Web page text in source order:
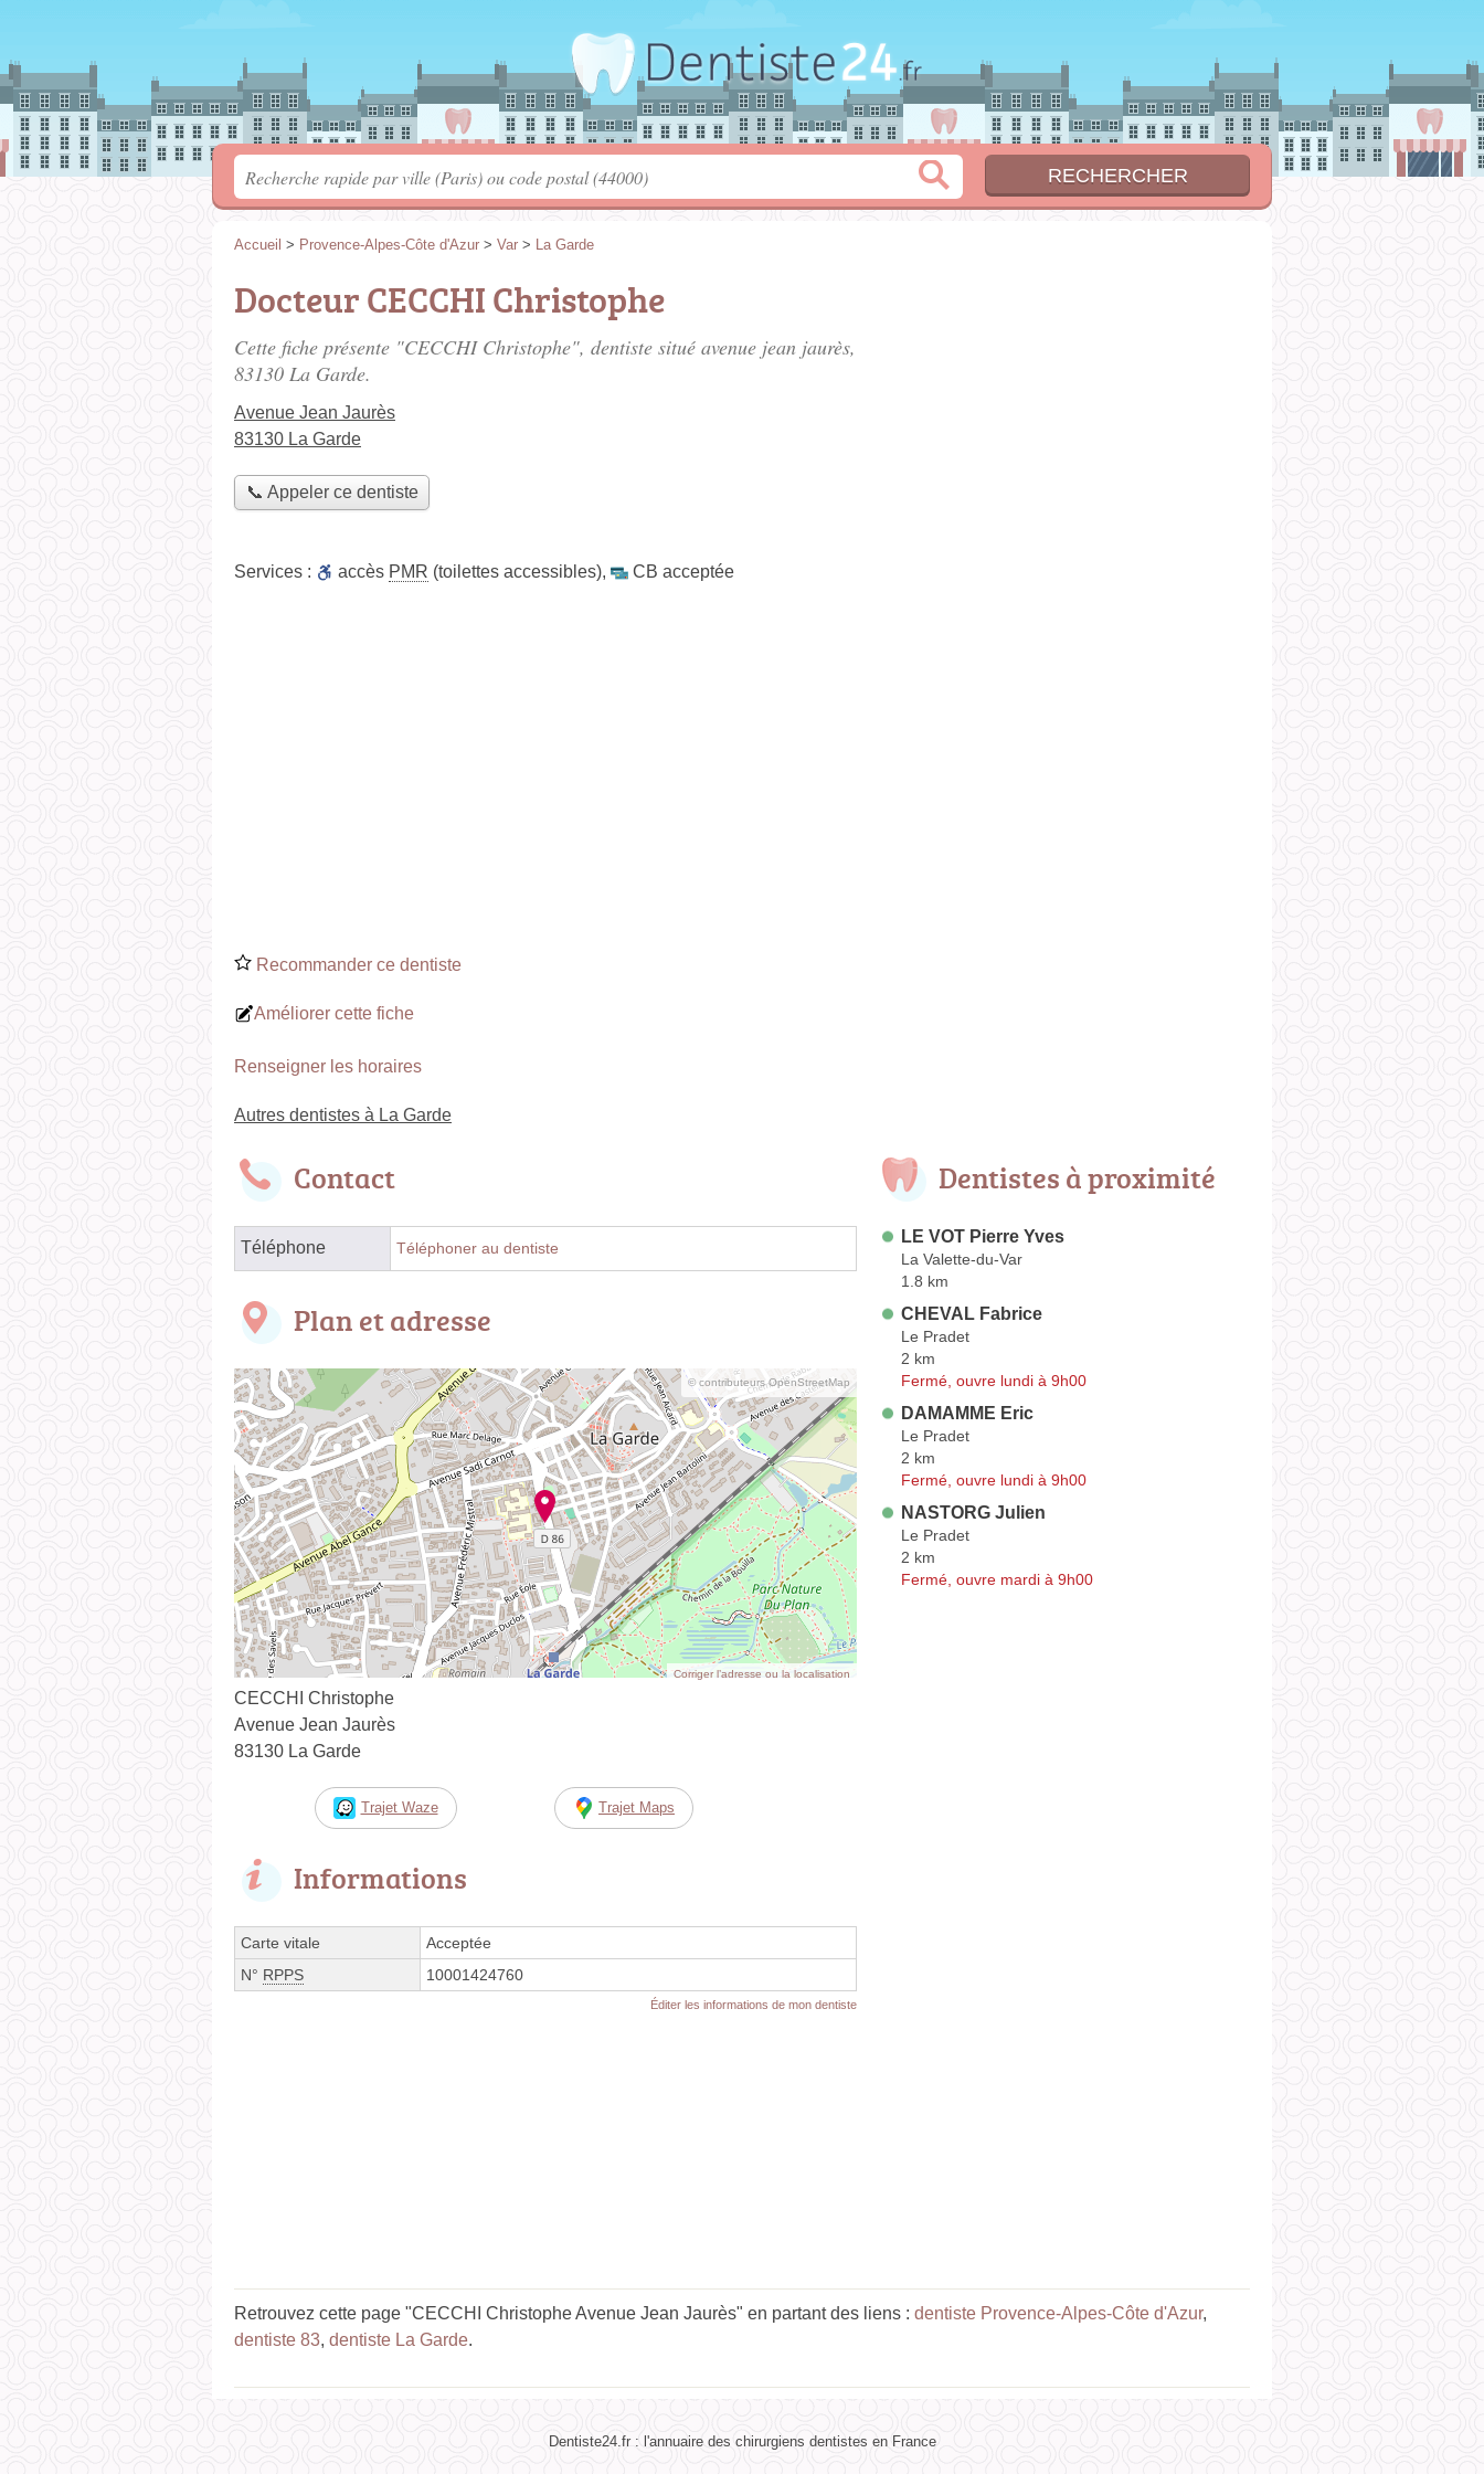
Accueil > Provence-Alpes-Côte d'Azur > Var > La Garde
Docteur CECCHI Christophe
Cette fiche présente "CECCHI Christophe", dentiste situé avenue jean jaurès,
83130 La Garde.
Avenue Jean Jaurès
83130 La Garde
📞 Appeler ce dentiste
Services : accès PMR (toilettes accessibles), CB acceptée
Recommander ce dentiste
Améliorer cette fiche
Renseigner les horaires
Autres dentistes à La Garde
Contact
Téléphone Téléphoner au dentiste
Plan et adresse
© contributeurs OpenStreetMap
Corriger l’adresse ou la localisation
CECCHI Christophe
Avenue Jean Jaurès
83130 La Garde
Trajet Waze Trajet Maps
Informations
Carte vitale
Acceptée
N° RPPS 10001424760
Éditer les informations de mon dentiste
Dentistes à proximité
LE VOT Pierre Yves
La Valette-du-Var
1.8 km
CHEVAL Fabrice
Le Pradet
2 km
Fermé, ouvre lundi à 9h00
DAMAMME Eric
Le Pradet
2 km
Fermé, ouvre lundi à 9h00
NASTORG Julien
Le Pradet
2 km
Fermé, ouvre mardi à 9h00
Retrouvez cette page "CECCHI Christophe Avenue Jean Jaurès" en partant des liens : dentiste Provence-Alpes-Côte d'Azur,
dentiste 83, dentiste La Garde.
Dentiste24.fr : l'annuaire des chirurgiens dentistes en France